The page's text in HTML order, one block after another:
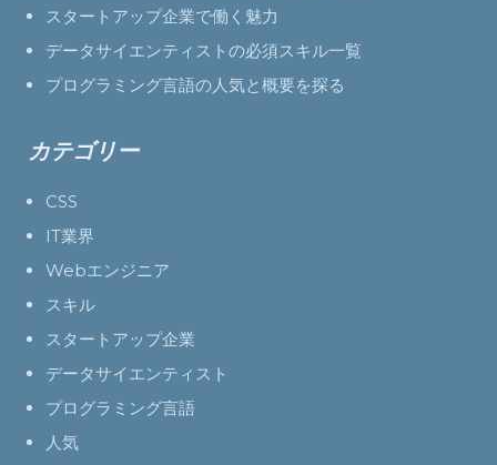
スタートアップ企業で働く魅力
データサイエンティストの必須スキル一覧
プログラミング言語の人気と概要を探る
カテゴリー
CSS
IT業界
Webエンジニア
スキル
スタートアップ企業
データサイエンティスト
プログラミング言語
人気